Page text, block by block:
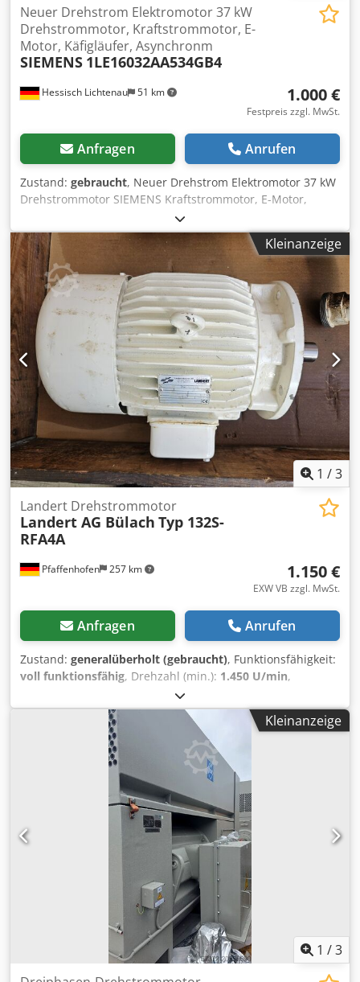
Hessisch Lichtenau 51 km
Neuer Drehstrom Elektromotor 37 kW
Drehstrommotor, Kraftstrommotor, E-
Motor, Käfigläufer, Asynchronm
SIEMENS 1LE16032AA534GB4
1.000 €
Festpreis zzgl. MwSt.
Anfragen Anrufen
Zustand: gebraucht, Neuer Drehstrom Elektromotor 37 kW
Drehstrommotor SIEMENS Kraftstrommotor, E-Motor,
Käfigläufer, Asynchronmotor Typ 1LE16032AA534GB4
Bauform V1 Baugröße 200L Motordrehzahl 2955 U/min.
Cedpfx Aoyhq Aweg Eeha Stromaufnahme 65 Ampere
Motorleistung 37 kW Netzanschluß 400 Volt, 50 Hz.
Wellendurchmesser Ø 55 mm Wellen-Zapfenlänge 110 mm
Keilnutbreite in der Welle 16 mm Flanschschdurchmesser
400 mm Zentrierdurchmesser 300 mm Lochkreis Ø 350
mm - Flanschmotor mit 4 Befestigungsbohrungen Ø 19
mm Baulänge Motorgehäuse ohne Motorwelle 640 mm
Baulänge Motorgehäuse mit Motorwelle 740 mm
Platzbedarf L x B x H 740 x 400 x 520 mm Eigengewicht 250
kg sehr guter Zustand - Neu, unbenutzt aus
Lagerauflösung
Kleinanzeige
1 /3
Pfaffenhofen 257 km
Landert Drehstrommotor
Landert AG Bülach Typ 132S-
RFA4A
1.150 €
EXW VB zzgl. MwSt.
Anfragen Anrufen
Zustand: generalüberholt (gebraucht), Funktionsfähigkeit:
voll funktionsfähig, Drehzahl (min.): 1.450 U/min,
1.750 U/min, Ausstattung:
vorhanden, Überholter Landert Motor Hersteller: Landert
Motoren AG Bülach Typ 132S-RFA4A, 1450/1750 U/min,
400V, 50/60 Hz, 5,5 kW ( Schleifschneckenantrieb )
Typenschild vorhanden Cedpow Rn Hxefx Ag Eeha Preis
VHB Unsere Preisvorstellung liegt bei € 1.150,-- netto ab
Standort zzgl. Verpackungskosten Bei allen techn. Angaben
Schreibfehler/Irrtum vorbehalten. Verkauf ausschließlich
nur in Ländern der EU.
Kleinanzeige
1 /3